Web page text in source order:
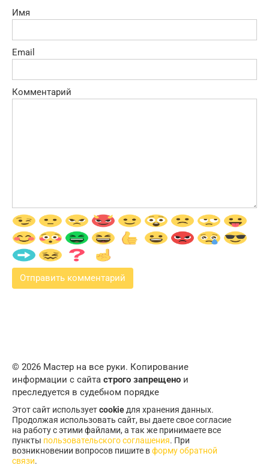
Имя
Email
Комментарий
© 2026 Мастер на все руки. Копирование
информации с сайта строго запрещено и
преследуется в судебном порядке
Этот сайт используетcookieдля хранения данных.
Продолжая использовать сайт, вы даете свое согласие
на работу с этими файлами, а так же принимаете все
пункты пользовательского соглашения. При
возникновении вопросов пишите вформу обратной
связи.